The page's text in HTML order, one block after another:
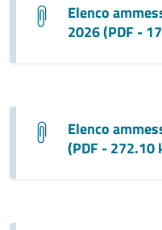
Elenco
2026 (PDF -
Elenco
(PDF - 272.10